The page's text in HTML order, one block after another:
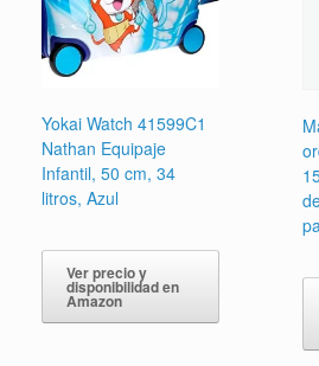
Yokai Watch 41599C1
Nathan Equipaje
Infantil, 50 cm, 34
litros, Azul
Ver precio y
disponibilidad en
Amazon